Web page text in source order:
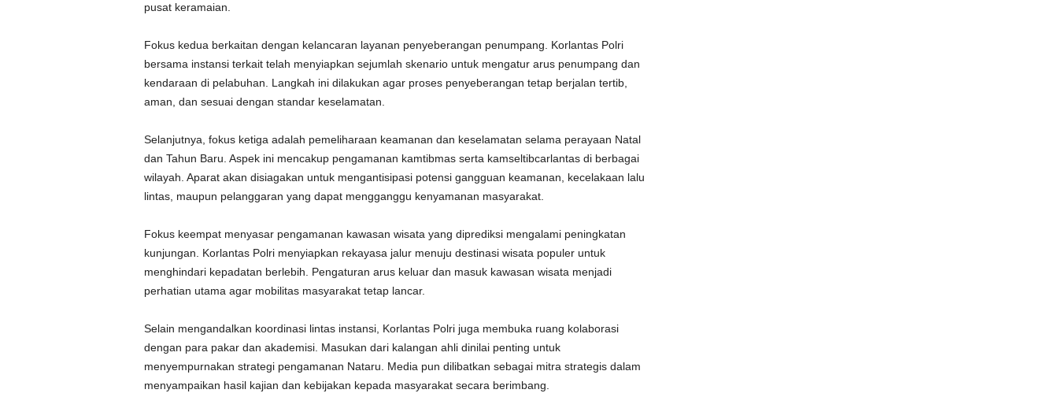
pusat keramaian.
Fokus kedua berkaitan dengan kelancaran layanan penyeberangan penumpang. Korlantas Polri
bersama instansi terkait telah menyiapkan sejumlah skenario untuk mengatur arus penumpang dan
kendaraan di pelabuhan. Langkah ini dilakukan agar proses penyeberangan tetap berjalan tertib,
aman, dan sesuai dengan standar keselamatan.
Selanjutnya, fokus ketiga adalah pemeliharaan keamanan dan keselamatan selama perayaan Natal
dan Tahun Baru. Aspek ini mencakup pengamanan kamtibmas serta kamseltibcarlantas di berbagai
wilayah. Aparat akan disiagakan untuk mengantisipasi potensi gangguan keamanan, kecelakaan lalu
lintas, maupun pelanggaran yang dapat mengganggu kenyamanan masyarakat.
Fokus keempat menyasar pengamanan kawasan wisata yang diprediksi mengalami peningkatan
kunjungan. Korlantas Polri menyiapkan rekayasa jalur menuju destinasi wisata populer untuk
menghindari kepadatan berlebih. Pengaturan arus keluar dan masuk kawasan wisata menjadi
perhatian utama agar mobilitas masyarakat tetap lancar.
Selain mengandalkan koordinasi lintas instansi, Korlantas Polri juga membuka ruang kolaborasi
dengan para pakar dan akademisi. Masukan dari kalangan ahli dinilai penting untuk
menyempurnakan strategi pengamanan Nataru. Media pun dilibatkan sebagai mitra strategis dalam
menyampaikan hasil kajian dan kebijakan kepada masyarakat secara berimbang.